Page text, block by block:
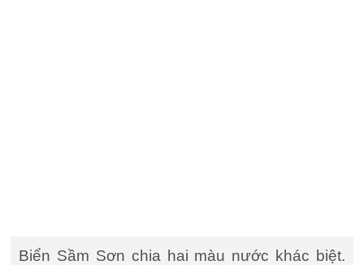
Biển Sầm Sơn chia hai màu nước khác biệt.